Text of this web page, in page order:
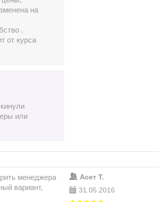
на
.
от курса
или
менеджера
вариант,
Асет Т.
31.05.2016